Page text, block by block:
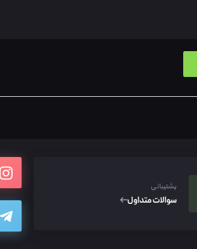
پشتیبانی
سوالات متداول